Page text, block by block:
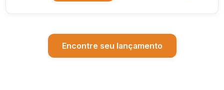
Encontre seu lançamento